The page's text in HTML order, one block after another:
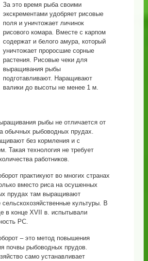
За это время рыба своими
экскрементами удобряет рисовые
поля и уничтожает личинок
рисового комара. Вместе с карпом
содержат и белого амура, который
уничтожает проросшие сорные
растения. Рисовые чеки для
выращивания рыбы
подготавливают. Наращивают
валики до высоты не менее 1 м.
рыбы не отличается от
обычных рыбоводных прудах.
без кормления и с
Такая технология не требует
работников.
практикуют во многих странах
вместо риса на осушенных
прудах там выращивают
культуры. В
в конце XVII в. испытывали
РС.
– это метод повышения
почвы рыбоводных прудов.
само устанавливает